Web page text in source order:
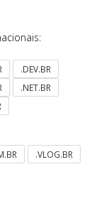
.DEV.BR
.NET.BR
.VLOG.BR